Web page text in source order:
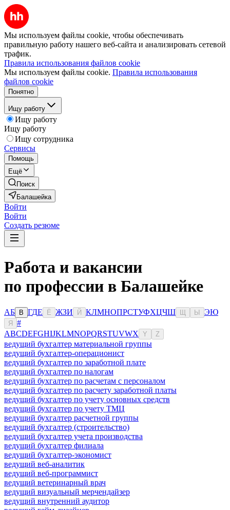
Мы используем файлы cookie, чтобы обеспечивать
правильную работу нашего веб-сайта и анализировать сетевой
трафик.
Правила использования файлов cookie
Мы используем файлы cookie. Правила использования
файлов cookie
Понятно
Ищу работу
Ищу работу
Ищу работу
Ищу сотрудника
Сервисы
Помощь
Ещё
Поиск
Балашейка
Войти
Войти
Создать резюме
Работа и вакансии
по профессии в Балашейке
АБ В ГДЕ Ё ЖЗИ Й КЛМНОПРСТУФХЦЧШ Ы ЭЮ
Я
#
ABCDEFGHIJKLMNOPQRSTUVWX Y Z
ведущий бухгалтер материальной группы
ведущий бухгалтер-операционист
ведущий бухгалтер по заработной плате
ведущий бухгалтер по налогам
ведущий бухгалтер по расчетам с персоналом
ведущий бухгалтер по расчету заработной платы
ведущий бухгалтер по учету основных средств
ведущий бухгалтер по учету ТМЦ
ведущий бухгалтер расчетной группы
ведущий бухгалтер (строительство)
ведущий бухгалтер учета производства
ведущий бухгалтер филиала
ведущий бухгалтер-экономист
ведущий веб-аналитик
ведущий веб-программист
ведущий ветеринарный врач
ведущий визуальный мерчендайзер
ведущий внутренний аудитор